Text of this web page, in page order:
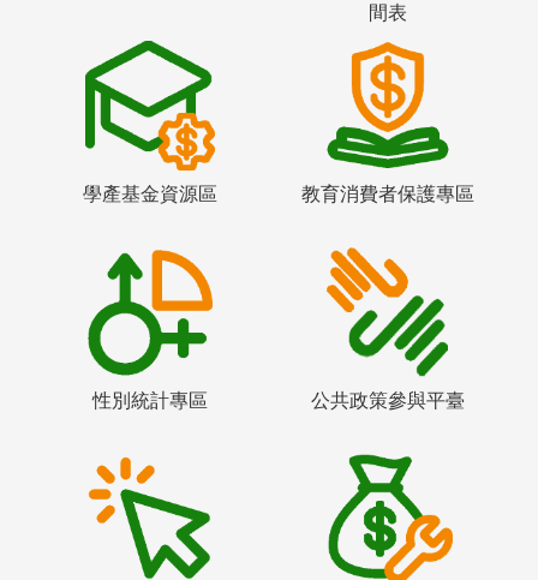
間表
學產基金資源區 教育消費者保護專區
性別統計專區 公共政策參與平臺